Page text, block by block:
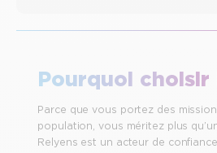
Pourquoi choisir
Parce que vous portez des
population, vous méritez plus
Relyens est un acteur de